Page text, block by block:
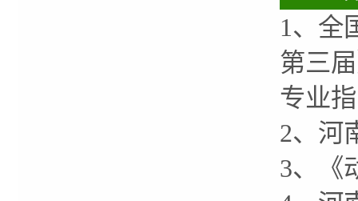
1、全
第三
专业
2、河
3、《